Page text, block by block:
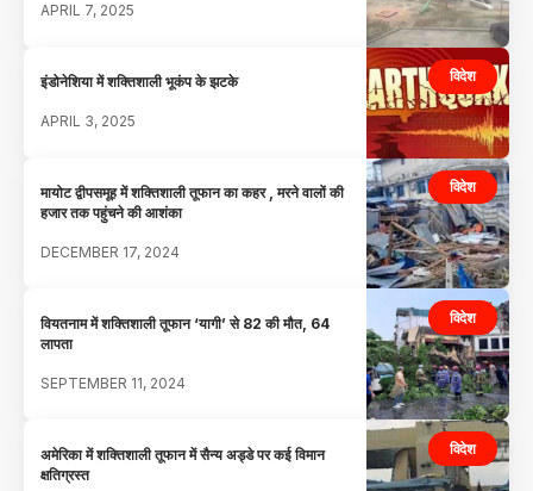
APRIL 7, 2025
विदेश
इंडोनेशिया में शक्तिशाली भूकंप के झटके
APRIL 3, 2025
विदेश
मायोट द्वीपसमूह में शक्तिशाली तूफान का कहर , मरने वालों की
हजार तक पहुंचने की आशंका
DECEMBER 17, 2024
विदेश
वियतनाम में शक्तिशाली तूफान ‘यागी’ से 82 की मौत, 64
लापता
SEPTEMBER 11, 2024
विदेश
अमेरिका में शक्तिशाली तूफान में सैन्य अड्डे पर कई विमान
क्षतिग्रस्त